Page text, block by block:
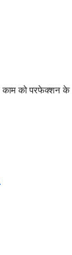
काम को परफेक्शन के